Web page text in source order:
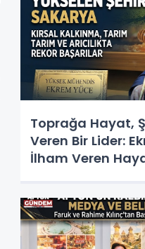
Toprağa Hayat,
Veren Bir Lider:
İlham Veren